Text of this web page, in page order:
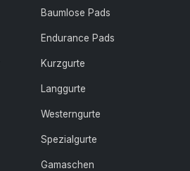
Baumlose Pads
Endurance Pads
Kurzgurte
Langgurte
Westerngurte
Spezialgurte
Gamaschen